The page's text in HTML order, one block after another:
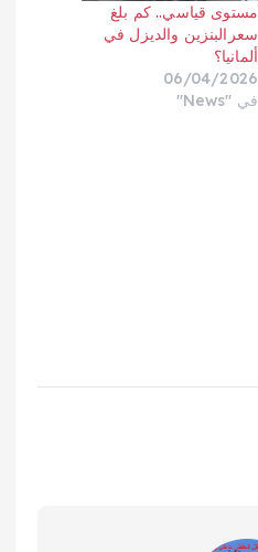
مستوى قياسي.. كم بلغ
سعرالبنزين والديزل في
ألمانيا؟
06/04/2026
في "News"